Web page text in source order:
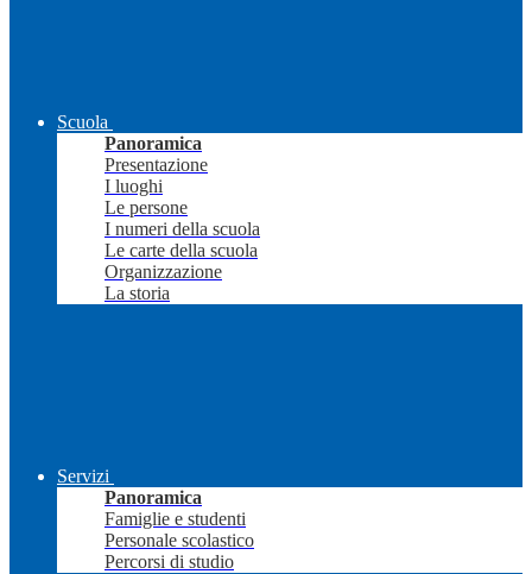
Scuola
Panoramica
Presentazione
I luoghi
Le persone
I numeri della scuola
Le carte della scuola
Organizzazione
La storia
Servizi
Panoramica
Famiglie e studenti
Personale scolastico
Percorsi di studio